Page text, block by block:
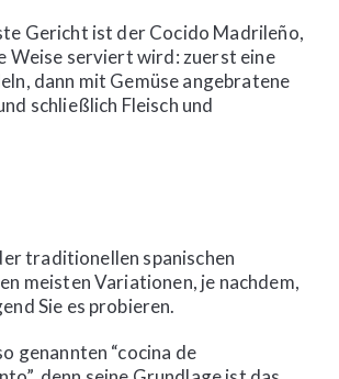
Gericht ist der Cocido Madrileño,
Weise serviert wird: zuerst eine
dann mit Gemüse angebratene
schließlich Fleisch und
traditionellen spanischen
meisten Variationen, je nachdem,
Sie es probieren.
genannten “cocina de